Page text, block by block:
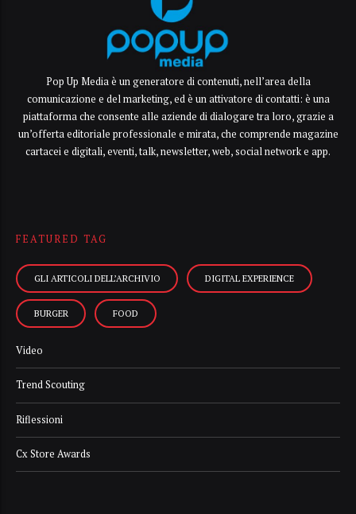
Pop Up Media è un generatore di contenuti, nell’area della
comunicazione e del marketing, ed è un attivatore di contatti: è una
piattaforma che consente alle aziende di dialogare tra loro, grazie a
un’offerta editoriale professionale e mirata, che comprende magazine
cartacei e digitali, eventi, talk, newsletter, web, social network e app.
FEATURED TAG
GLI ARTICOLI DELL’ARCHIVIO DIGITAL EXPERIENCE
BURGER FOOD
Video
Trend Scouting
Riflessioni
Cx Store Awards